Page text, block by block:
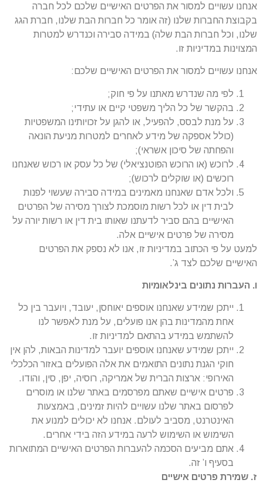
אנחנו עשויים למסור את הפרטים האישיים שלכם לכל חברה
בקבוצת החברות שלנו (זה אומר כל חברות הבת שלנו, חברת הגג
שלנו, וכל חברות הבת שלה) במידה סבירה וכנדרש למטרות
המצוינות במדיניות זו.
אנחנו עשויים למסור את הפרטים האישיים שלכם:
לפי מה שנדרש מאתנו על פי חוק;
בהקשר של כל הליך משפטי קיים או עתידי;
על מנת לבסס, להפעיל, או להגן על זכויותינו המשפטיות
(כולל אספקה של מידע לאחרים למטרות מניעת הונאה
והפחתה של סיכון אשראי);
לרוכש (או הרוכש הפוטנציאלי) של כל עסק או רכוש שאנחנו
רוכשים (או שוקלים לרכוש);
ולכל אדם שאנחנו מאמינים במידה סבירה שעשוי לפנות
לבית דין או לכל רשות מוסמכת לצורך מסירה של הפרטים
האישיים בהם סביר לדעתנו שאותו בית דין או רשות יורה על
מסירה של פרטים אישיים אלה.
למעט על פי הכתוב במדיניות זו, אנו לא נספק את הפרטים
האישיים שלכם לצד ג’.
ו. העברות נתונים בינלאומיות
ייתכן שמידע שאנחנו אוספים יאוחסן, יעובד, ויועבר בין כל
אחת מהמדינות בהן אנו פועלים, על מנת לאפשר לנו
להשתמש במידע בהתאם למדיניות זו.
ייתכן שמידע שאנחנו אוספים יועבר למדינות הבאות, להן אין
חוקי הגנת נתונים התואמים את אלה הפועלים באזור הכלכלי
האירופי: ארצות הברית של אמריקה, רוסיה, יפן, סין, והודו.
פרטים אישיים שאתם מפרסמים באתר שלנו או מוסרים
לפרסום באתר שלנו עשויים להיות זמינים, באמצעות
האינטרנט, מסביב לעולם. אנחנו לא יכולים למנוע את
השימוש או השימוש לרעה במידע הזה בידי אחרים.
אתם מביעים הסכמה להעברות הפרטים האישיים המתוארות
בסעיף ו’ זה.
ז. שמירת פרטים אישיים